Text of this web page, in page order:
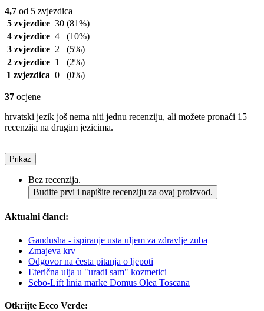
4,7 od 5 zvjezdica
5 zvjezdice 30 (81%)
4 zvjezdice 4
(10%)
3 zvjezdice 2
(5%)
2 zvjezdice 1
(2%)
1 zvjezdica 0 (0%)
37 ocjene
hrvatski jezik još nema niti jednu recenziju, ali možete pronaći 15
recenzija na drugim jezicima.
Prikaz
Bez recenzija.
Budite prvi i napišite recenziju za ovaj proizvod.
Aktualni članci:
Gandusha - ispiranje usta uljem za zdravlje zuba
Zmajeva krv
Odgovor na česta pitanja o ljepoti
Eterična ulja u "uradi sam" kozmetici
Sebo-Lift linia marke Domus Olea Toscana
Otkrijte Ecco Verde: